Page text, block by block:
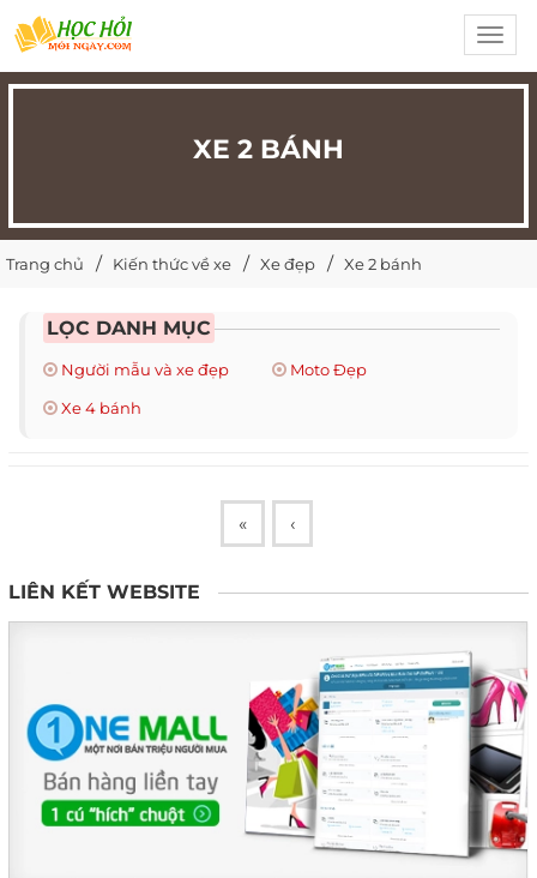
XE 2 BÁNH
Trang chủ Kiến thức về xe Xe đẹp Xe 2 bánh
LỌC DANH MỤC
Người mẫu và xe đẹp
Moto Đẹp
Xe 4 bánh
« ‹
LIÊN KẾT WEBSITE